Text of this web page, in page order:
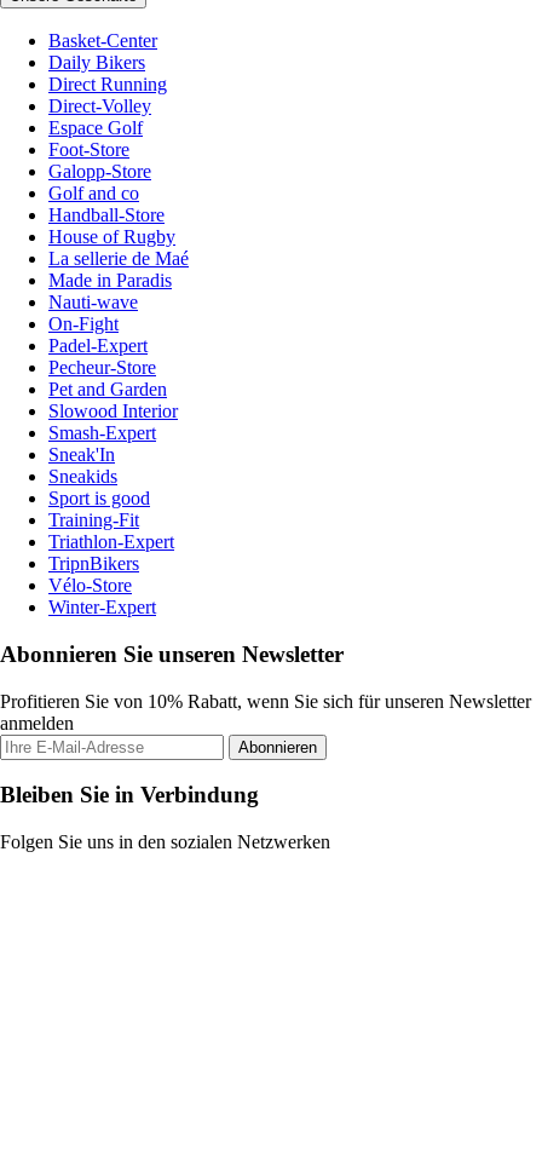
Basket-Center
Daily Bikers
Direct Running
Direct-Volley
Espace Golf
Foot-Store
Galopp-Store
Golf and co
Handball-Store
House of Rugby
La sellerie de Maé
Made in Paradis
Nauti-wave
On-Fight
Padel-Expert
Pecheur-Store
Pet and Garden
Slowood Interior
Smash-Expert
Sneak'In
Sneakids
Sport is good
Training-Fit
Triathlon-Expert
TripnBikers
Vélo-Store
Winter-Expert
Abonnieren Sie unseren Newsletter
Profitieren Sie von 10% Rabatt, wenn Sie sich für unseren Newsletter
anmelden
Abonnieren
Bleiben Sie in Verbindung
Folgen Sie uns in den sozialen Netzwerken